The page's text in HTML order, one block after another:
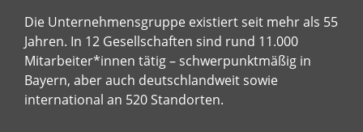
Die Unternehmensgruppe existiert seit mehr als 55
Jahren. In 12 Gesellschaften sind rund 11.000
Mitarbeiter*innen tätig – schwerpunktmäßig in
Bayern, aber auch deutschlandweit sowie
international an 520 Standorten.